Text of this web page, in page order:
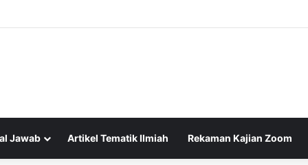
Jawab Artikel Tematik Ilmiah Rekaman Kajian Zoom